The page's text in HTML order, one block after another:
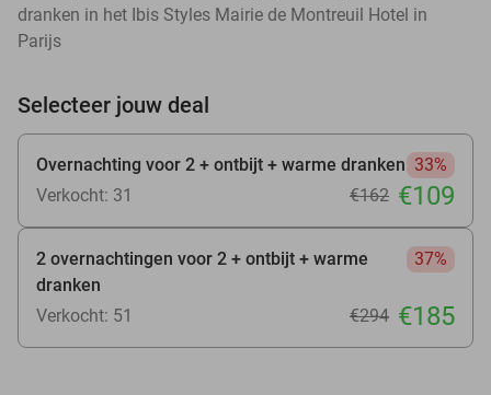
dranken in het Ibis Styles Mairie de Montreuil Hotel in
Parijs
Selecteer jouw deal
Overnachting voor 2 + ontbijt + warme dranken 33%
Verkocht: 31
€162 €109
2 overnachtingen voor 2 + ontbijt + warme
dranken
37%
Verkocht: 51 €294 €185